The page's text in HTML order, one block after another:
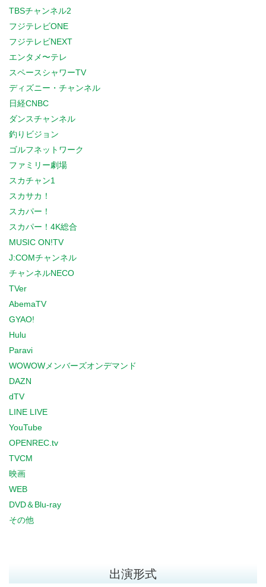
TBSチャンネル2
フジテレビONE
フジテレビNEXT
エンタメ〜テレ
スペースシャワーTV
ディズニー・チャンネル
日経CNBC
ダンスチャンネル
釣りビジョン
ゴルフネットワーク
ファミリー劇場
スカチャン1
スカサカ！
スカパー！
スカパー！4K総合
MUSIC ON!TV
J:COMチャンネル
チャンネルNECO
TVer
AbemaTV
GYAO!
Hulu
Paravi
WOWOWメンバーズオンデマンド
DAZN
dTV
LINE LIVE
YouTube
OPENREC.tv
TVCM
映画
WEB
DVD＆Blu-ray
その他
出演形式